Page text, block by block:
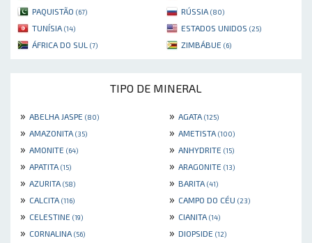
PAQUISTÃO (67) RÚSSIA (80)
TUNÍSIA (14) ESTADOS UNIDOS (25)
ÁFRICA DO SUL (7) ZIMBÁBUE (6)
TIPO DE MINERAL
» ABELHA JASPE (80) » AGATA (125)
» AMAZONITA (35) » AMETISTA (100)
» AMONITE (64) » ANHYDRITE (15)
» APATITA (15) » ARAGONITE (13)
» AZURITA (58) » BARITA (41)
» CALCITA (116) » CAMPO DO CÉU (23)
» CELESTINE (19) » CIANITA (14)
» CORNALINA (56) » DIOPSIDE (12)